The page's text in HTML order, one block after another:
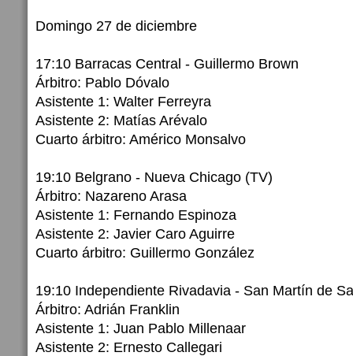
Domingo 27 de diciembre
17:10 Barracas Central - Guillermo Brown
Árbitro: Pablo Dóvalo
Asistente 1: Walter Ferreyra
Asistente 2: Matías Arévalo
Cuarto árbitro: Américo Monsalvo
19:10 Belgrano - Nueva Chicago (TV)
Árbitro: Nazareno Arasa
Asistente 1: Fernando Espinoza
Asistente 2: Javier Caro Aguirre
Cuarto árbitro: Guillermo González
19:10 Independiente Rivadavia - San Martín de
Árbitro: Adrián Franklin
Asistente 1: Juan Pablo Millenaar
Asistente 2: Ernesto Callegari